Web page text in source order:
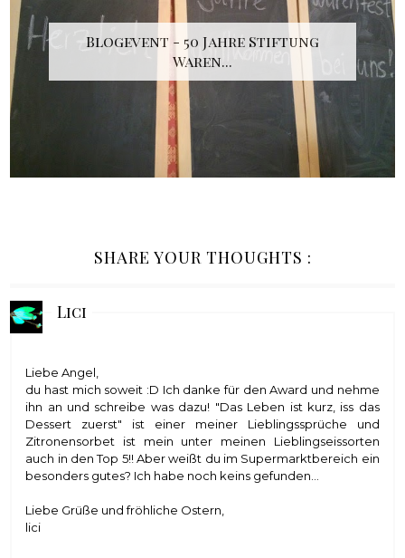
Blogevent - 50 Jahre Stiftung
Waren...
SHARE YOUR THOUGHTS :
Lici
Liebe Angel,
du hast mich soweit :D Ich danke für den Award und nehme
ihn an und schreibe was dazu! "Das Leben ist kurz, iss das
Dessert zuerst" ist einer meiner Lieblingssprüche und
Zitronensorbet ist mein unter meinen Lieblingseissorten
auch in den Top 5!! Aber weißt du im Supermarktbereich ein
besonders gutes? Ich habe noch keins gefunden...
Liebe Grüße und fröhliche Ostern,
lici